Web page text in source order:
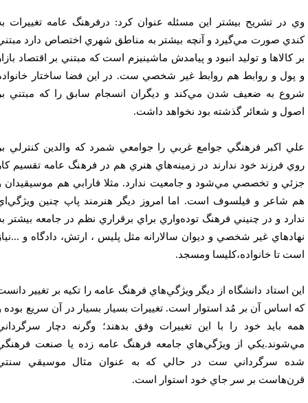
در تشريح بيشتر اين مسئله عنوان كرد: درفرهنگ عامه تغييرات به
صورت مي‌گيرد و آنچه بيشتر به مناطق شهري اختصاص دارد مبتني
كالاها و توليد انبود و پيامدش ماشينيزم است كه مبتني بر اقتصاد بازار
و روابط هم روابط غير شخصي ست. در اين فضا ساختار خانواده
به ضعيف شدن مي‌كند و ديگران انسجام سابق را كه مبتني بر
و شعائر گذشته بود نخواهد داشت.
اكبر فرهنگي جوامع غربي را جوامعي شمرد كه والدين كنترلي بر
فرزند خود ندارند در زمينه‌هاي هنري هم در فرهنگ عامه تقسيم كار
و تخصصي مي‌شود و جامعيت ندارد. مثلا فارابي هم موسيقيدان و
شاعر و فيلسوف است. اما امروز ديگر هنرمند پاپ چنين ويژگي‌اي
و در چنيني فرهنگ توده‌واري براي برقراري نظم در جامعه بيشتر به
غير شخصي و ديوان سالارانه مثل پليس ، ارتش، دادگاه و ...نياز
تا خانواده،كليسا ومسجد.
استاد دانشگاه از ديگر ويژگي‌هاي فرهنگ عامه ‌را تكيه بر تغيير دانست
اساس آن بر مُد استوار است. تغييرات بسيار بسيار در آن سريع بوده و
بايد خود را با اين تغييرات وفق بدهند؛ وگرنه دچار سرگرداني
از ويژگي‌هاي جامعه فرهنگ عامه زده يا صنعت فرهنگي
سرگرداني ست در حالي كه به عنوان مثال موسيقي سنتي
بر سر جاي خود استوار است.